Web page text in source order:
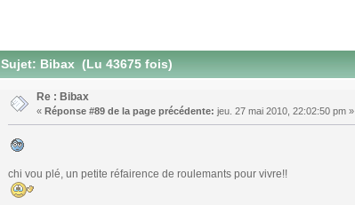
Sujet: Bibax (Lu 43675 fois)
Re : Bibax
« Réponse #89 de la page précédente: jeu. 27 mai 2010, 22:02:50 pm »
chi vou plé, un petite réfairence de roulemants pour vivre!!